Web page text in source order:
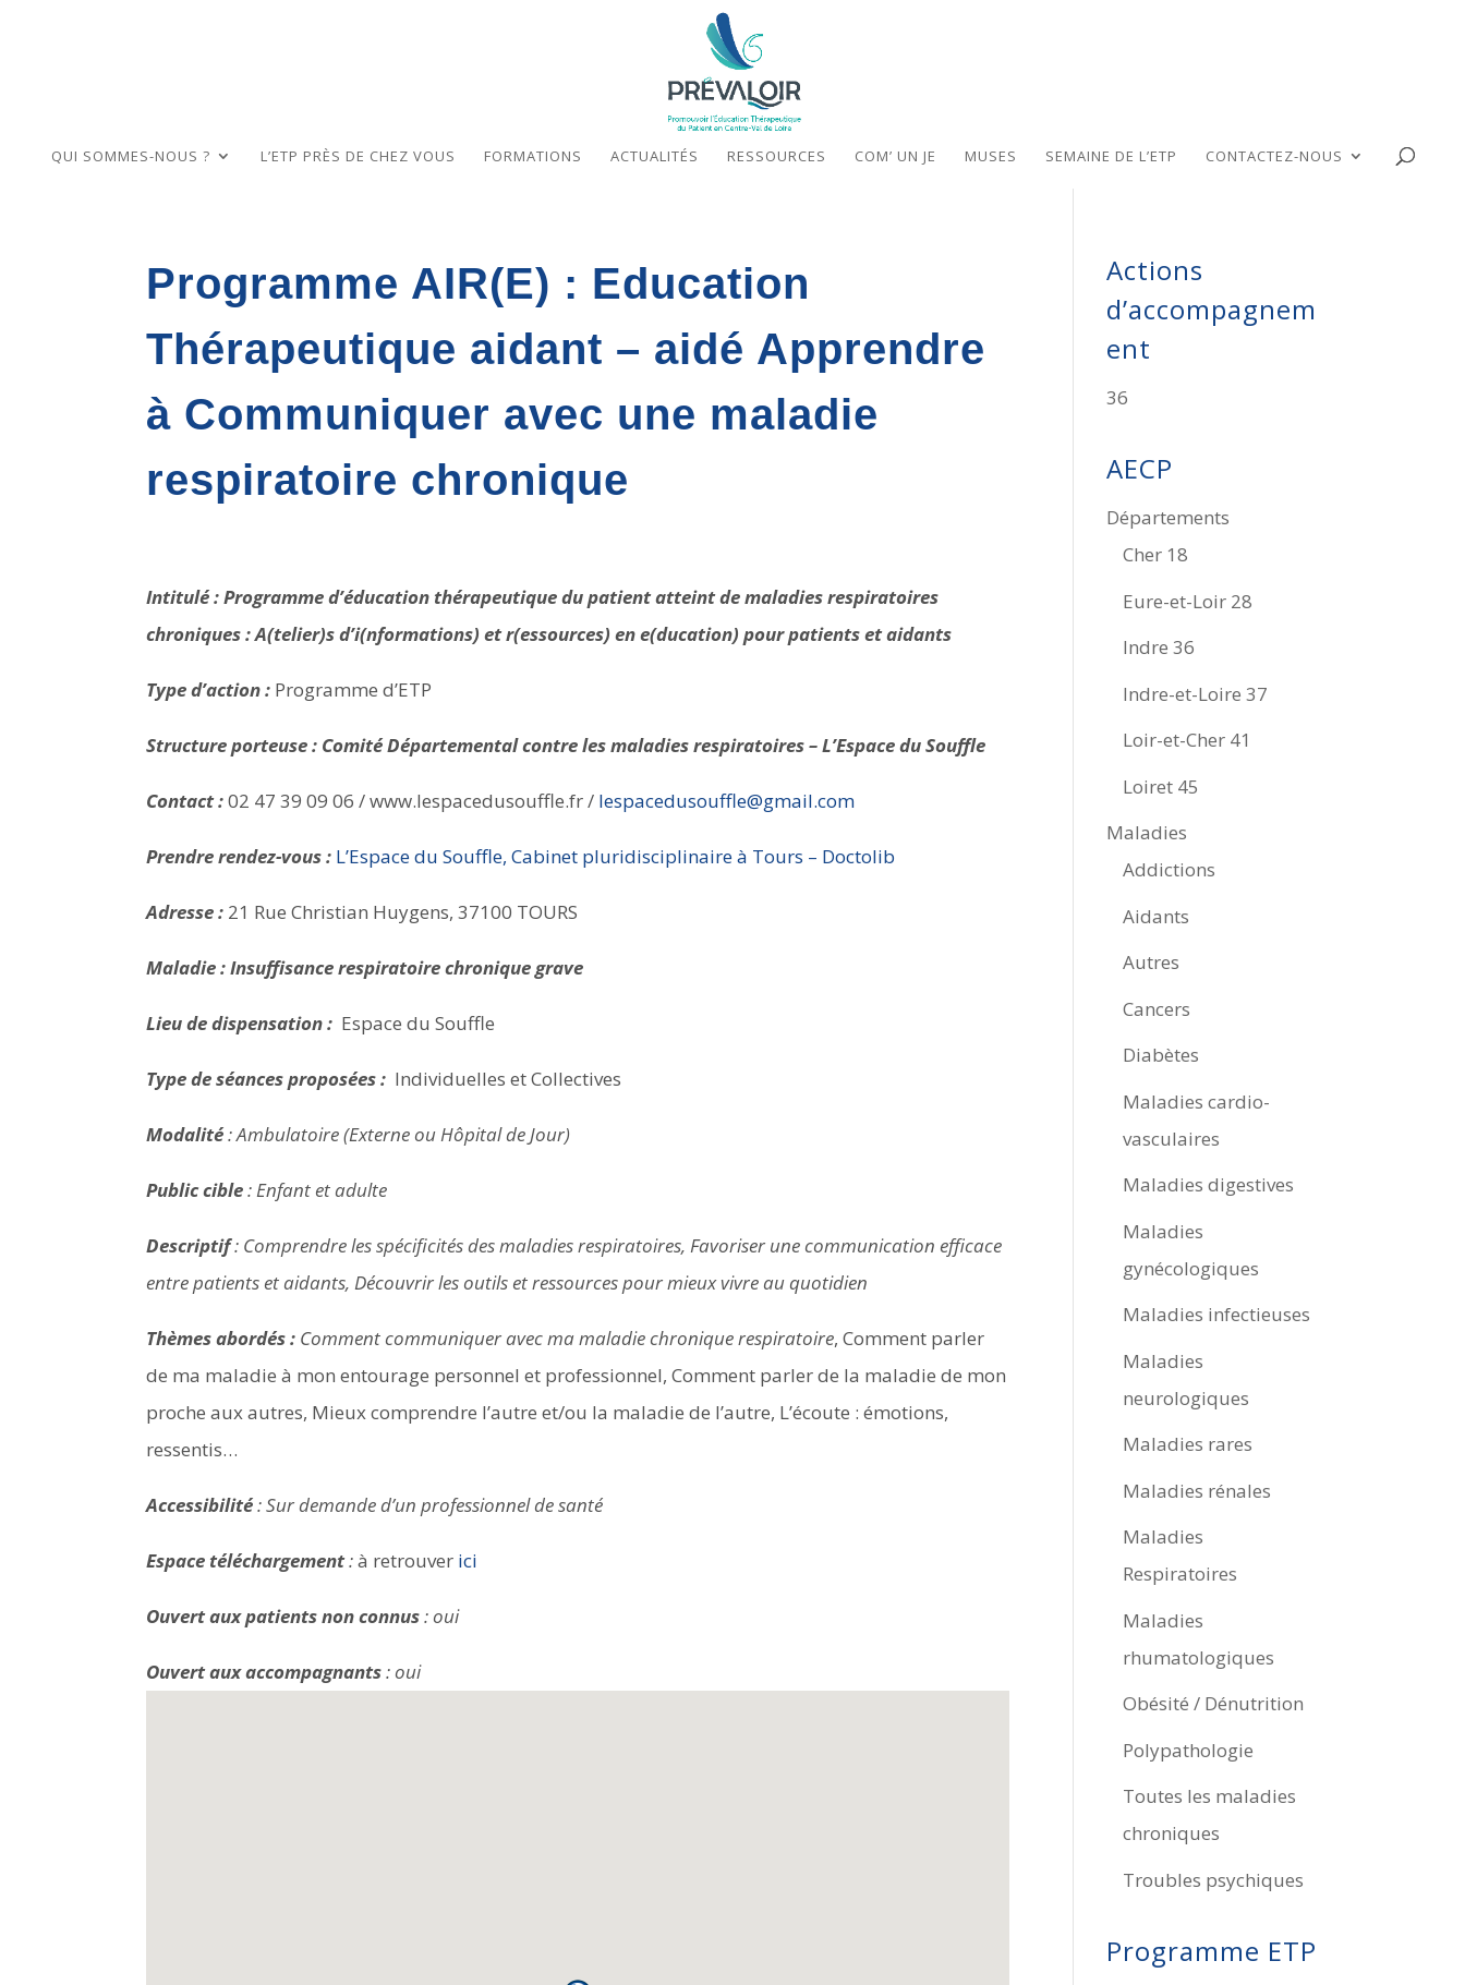
QUI SOMMES-NOUS ? L’ETP PRÈS DE CHEZ VOUS FORMATIONS ACTUALITÉS RESSOURCES COM’ UN JE MUSES SEMAINE DE L’ETP CONTACTEZ-NOUS
Programme AIR(E) : Education
Thérapeutique aidant – aidé Apprendre
à Communiquer avec une maladie
respiratoire chronique
Intitulé : Programme d’éducation thérapeutique du patient atteint de maladies respiratoires
chroniques : A(telier)s d’i(nformations) et r(essources) en e(ducation) pour patients et aidants
Type d’action : Programme d’ETP
Structure porteuse : Comité Départemental contre les maladies respiratoires – L’Espace du Souffle
Contact :02 47 39 09 06 / www.lespacedusouffle.fr / lespacedusouffle@gmail.com
Prendre rendez-vous : L’Espace du Souffle, Cabinet pluridisciplinaire à Tours – Doctolib
Adresse : 21 Rue Christian Huygens, 37100 TOURS
Maladie : Insuffisance respiratoire chronique grave
Lieu de dispensation : Espace du Souffle
Type de séances proposées : Individuelles et Collectives
Modalité: Ambulatoire (Externe ou Hôpital de Jour)
Public cible: Enfant et adulte
Descriptif: Comprendre les spécificités des maladies respiratoires, Favoriser une communication efficace
entre patients et aidants, Découvrir les outils et ressources pour mieux vivre au quotidien
Thèmes abordés : Comment communiquer avec ma maladie chronique respiratoire, Comment parler
de ma maladie à mon entourage personnel et professionnel, Comment parler de la maladie de mon
proche aux autres, Mieux comprendre l’autre et/ou la maladie de l’autre, L’écoute : émotions,
ressentis…
Accessibilité: Sur demande d’un professionnel de santé
Espace téléchargement:à retrouver ici
Ouvert aux patients non connus: oui
Ouvert aux accompagnants: oui
Actions
d’accompagnem
ent
36
AECP
Départements
Cher 18
Eure-et-Loir 28
Indre 36
Indre-et-Loire 37
Loir-et-Cher 41
Loiret 45
Maladies
Addictions
Aidants
Autres
Cancers
Diabètes
Maladies cardio-
vasculaires
Maladies digestives
Maladies
gynécologiques
Maladies infectieuses
Maladies
neurologiques
Maladies rares
Maladies rénales
Maladies
Respiratoires
Maladies
rhumatologiques
Obésité / Dénutrition
Polypathologie
Toutes les maladies
chroniques
Troubles psychiques
Programme ETP